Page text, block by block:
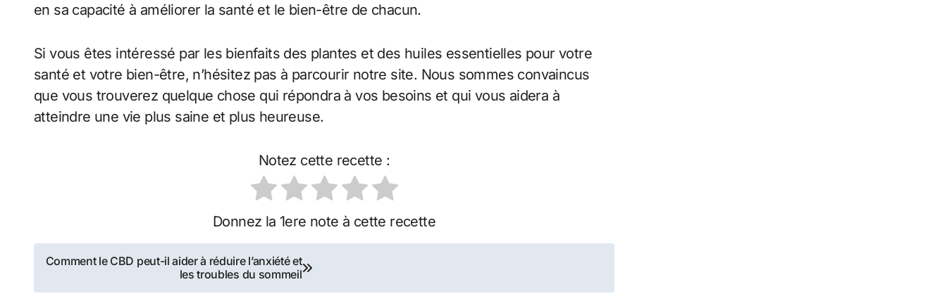
en sa capacité à améliorer la santé et le bien-être de chacun.
Si vous êtes intéressé par les bienfaits des plantes et des huiles essentielles pour votre
santé et votre bien-être, n’hésitez pas à parcourir notre site. Nous sommes convaincus
que vous trouverez quelque chose qui répondra à vos besoins et qui vous aidera à
atteindre une vie plus saine et plus heureuse.
Notez cette recette :
Donnez la 1ere note à cette recette
Navigation
de
Comment le CBD peut-il aider à réduire l’anxiété et
les troubles du sommeil